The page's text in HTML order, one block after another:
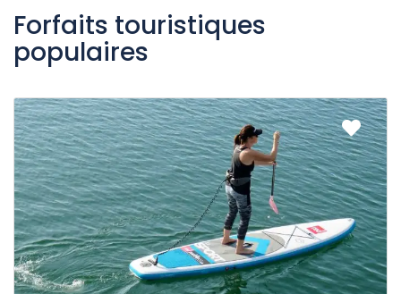
Forfaits touristiques
populaires